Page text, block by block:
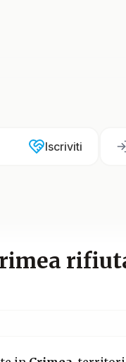
Iscriviti